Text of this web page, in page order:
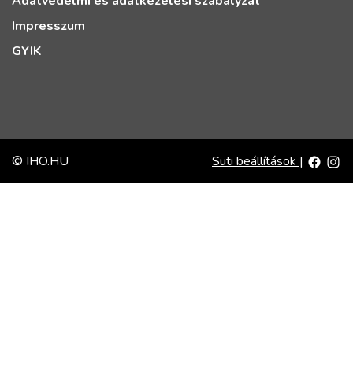
Impresszum
GYIK
© IHO.HU Süti beállítások |